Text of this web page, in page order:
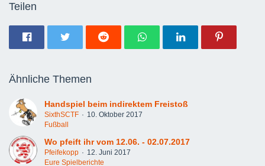
Teilen
Ähnliche Themen
Handspiel beim indirektem Freistoß
SixthSCTF
10. Oktober 2017
Fußball
Wo pfeift ihr vom 12.06. - 02.07.2017
Pfeifekopp
12. Juni 2017
Eure Spielberichte